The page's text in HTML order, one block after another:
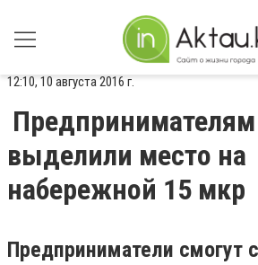
12:10, 10 августа 2016 г.
Предпринимателям
выделили место на
набережной 15 мкр
Предприниматели смогут